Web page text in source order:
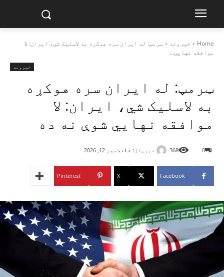
Home خبرونه
ټرمپ: له ایران سره هوکړه به لاسلیک شي، ایران: لا
موافقه نهايي...
خبرونه
ټرمپ: له ایران سره هوکړه
به لاسلیک شي، ایران: لا
موافقه نهايي شوې نه ده
خبریال: تاند جون 12, 2026 0
368
Facebook
X
Pinterest